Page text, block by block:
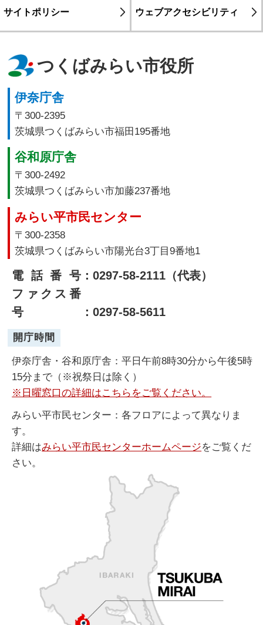
サイトポリシー ウェブアクセシビリティ
つくばみらい市役所
伊奈庁舎
〒300-2395
茨城県つくばみらい市福田195番地
谷和原庁舎
〒300-2492
茨城県つくばみらい市加藤237番地
みらい平市民センター
〒300-2358
茨城県つくばみらい市陽光台3丁目9番地1
電話番号：0297-58-2111（代表）
ファクス番
号
：0297-58-5611
開庁時間
伊奈庁舎・谷和原庁舎：平日午前8時30分から午後5時
15分まで（※祝祭日は除く）
※日曜窓口の詳細はこちらをご覧ください。
みらい平市民センター：各フロアによって異なりま
す。
詳細はみらい平市民センターホームページをご覧くだ
さい。